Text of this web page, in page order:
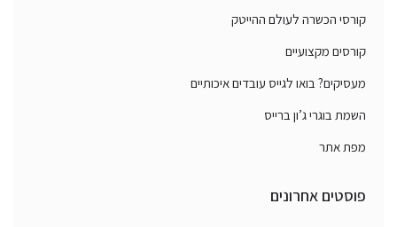
קורסי הכשרה לעולם ההייטק
קורסים מקצועיים
מעסיקים? בואו לגייס עובדים איכותיים
השמת בוגרי ג’ון ברייס
מפת אתר
פוסטים אחרונים